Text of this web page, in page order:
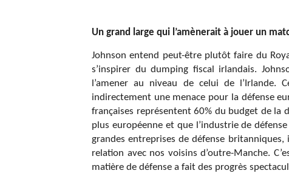
Un grand large qui l’amènerait à jouer un
Johnson entend peut-être plutôt faire du
s’inspirer du dumping fiscal irlandais.
l’amener au niveau de celui de l’Irlande.
indirectement une menace pour la défense
françaises représentent 60% du budget de la
plus européenne et que l’industrie de
grandes entreprises de défense
relation avec nos voisins d’outre-Manche.
matière de défense a fait des progrès